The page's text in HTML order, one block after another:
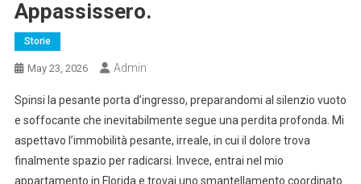
Appassissero.
Storie
May 23, 2026 Admin
Spinsi la pesante porta d’ingresso, preparandomi al silenzio vuoto
e soffocante che inevitabilmente segue una perdita profonda. Mi
aspettavo l’immobilità pesante, irreale, in cui il dolore trova
finalmente spazio per radicarsi. Invece, entrai nel mio
appartamento in Florida e trovai uno smantellamento coordinato